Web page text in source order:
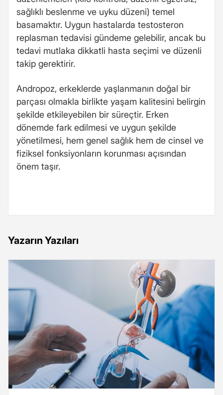
sağlıklı beslenme ve uyku düzeni) temel
basamaktır. Uygun hastalarda testosteron
replasman tedavisi gündeme gelebilir, ancak bu
tedavi mutlaka dikkatli hasta seçimi ve düzenli
takip gerektirir.
Andropoz, erkeklerde yaşlanmanın doğal bir
parçası olmakla birlikte yaşam kalitesini belirgin
şekilde etkileyebilen bir süreçtir. Erken
dönemde fark edilmesi ve uygun şekilde
yönetilmesi, hem genel sağlık hem de cinsel ve
fiziksel fonksiyonların korunması açısından
önem taşır.
Yazarın Yazıları